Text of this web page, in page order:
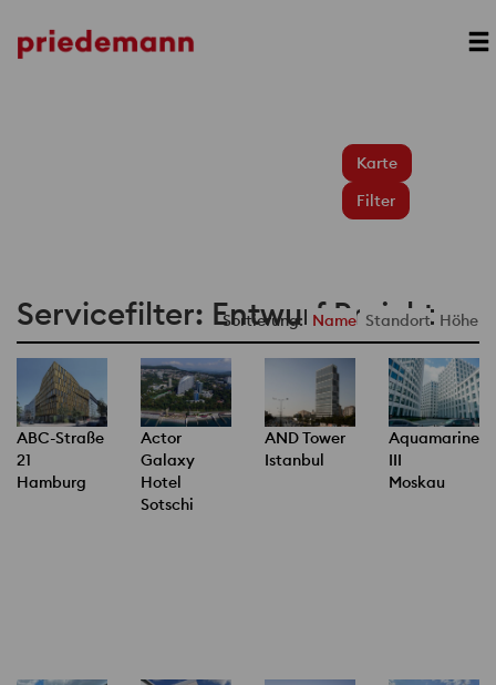
Karte
Filter
Servicefilter: Entwurf Projekte
Sortierung: Name Standort Höhe
ABC-Straße
21
Hamburg
Actor
Galaxy
Hotel
Sotschi
AND Tower
Istanbul
Aquamarine
III
Moskau